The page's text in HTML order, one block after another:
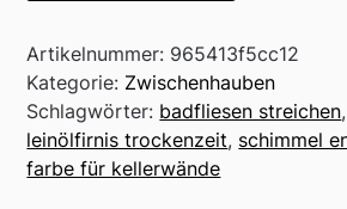
Artikelnummer: 965413f5cc12
Kategorie: Zwischenhauben
Schlagwörter: badfliesen streichen
leinölfirnis trockenzeit, schimmel
farbe für kellerwände